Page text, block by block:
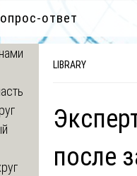
ответ
LIBRARY
после